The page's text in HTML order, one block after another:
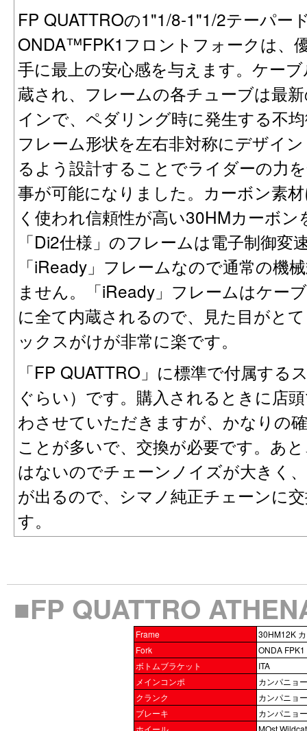
FP QUATTROの1"1/8-1"1/2テーパー
ONDA™FPK1フロントフォークは、
手に最上の安心感を与えます。ケー
蔵され、フレームの各チューブは最
インで、ペダリング時に発生する不
フレーム形状を左右非対称にデザイ
るよう設計することでライダーの力
事が可能になりました。カーボン素
く使われ信頼性が高い30HMカーボ
「Di2仕様」のフレームは電子制御
「iReady」フレームなので通常の機
ません。「iReady」フレームはケー
に全て内蔵されるので、見た目がと
ックスがけが非常に楽です。
「FP QUATTRO」に標準で付属する
ぐらい）です。購入されるときに店
わさせていただきますが、かなりの
ことが多いで、交換が必要です。あ
はないのでチェーンノイズが大きく
が出るので、シマノ純正チェーンに
す。
■FP QUATTRO
Frame
30HM12K
Fork
ONDA
ボトムブラケット
ITA
メインコンポ
カンパニョ
クランク
カンパニョ
ブレーキ
カンパニョ
ホイール
MOst